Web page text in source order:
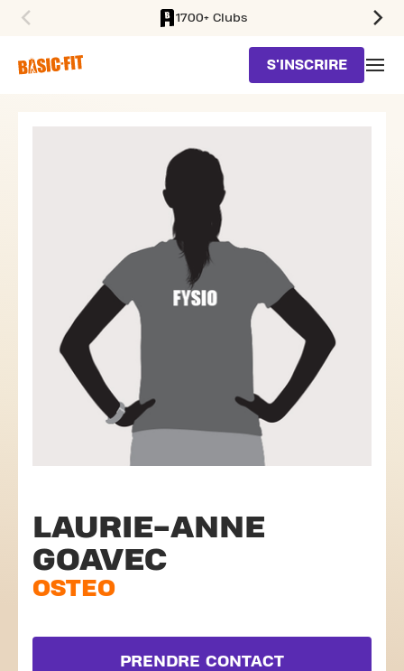
1700+ Clubs
S'INSCRIRE
LAURIE-ANNE
GOAVEC
OSTEO
PRENDRE CONTACT